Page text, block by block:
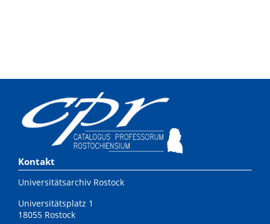
Kontakt
Universitätsarchiv Rostock
Universitätsplatz 1
18055 Rostock